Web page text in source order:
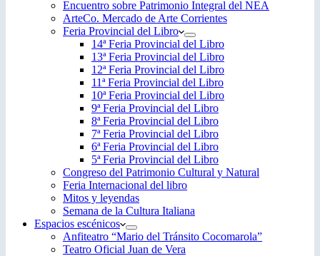
Encuentro sobre Patrimonio Integral del NEA
ArteCo. Mercado de Arte Corrientes
Feria Provincial del Libro
14ª Feria Provincial del Libro
13ª Feria Provincial del Libro
12ª Feria Provincial del Libro
11ª Feria Provincial del Libro
10ª Feria Provincial del Libro
9ª Feria Provincial del Libro
8ª Feria Provincial del Libro
7ª Feria Provincial del Libro
6ª Feria Provincial del Libro
5ª Feria Provincial del Libro
Congreso del Patrimonio Cultural y Natural
Feria Internacional del libro
Mitos y leyendas
Semana de la Cultura Italiana
Espacios escénicos
Anfiteatro “Mario del Tránsito Cocomarola”
Teatro Oficial Juan de Vera